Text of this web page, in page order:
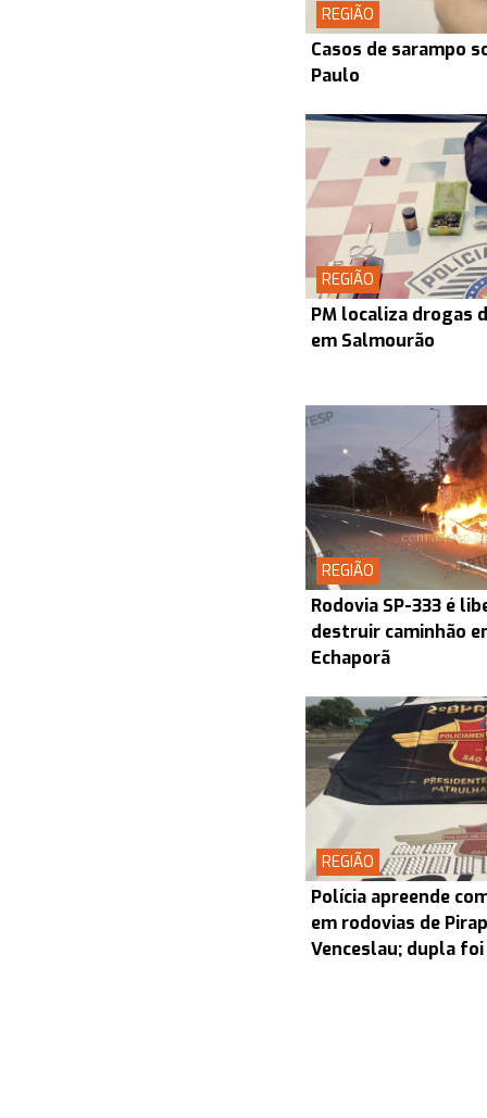
REGIÃO
Casos de sarampo
Paulo
REGIÃO
PM localiza drogas
em Salmourão
REGIÃO
Rodovia SP-333 é
destruir caminhão
Echaporã
REGIÃO
Polícia apreende
em rodovias de
Venceslau; dupla